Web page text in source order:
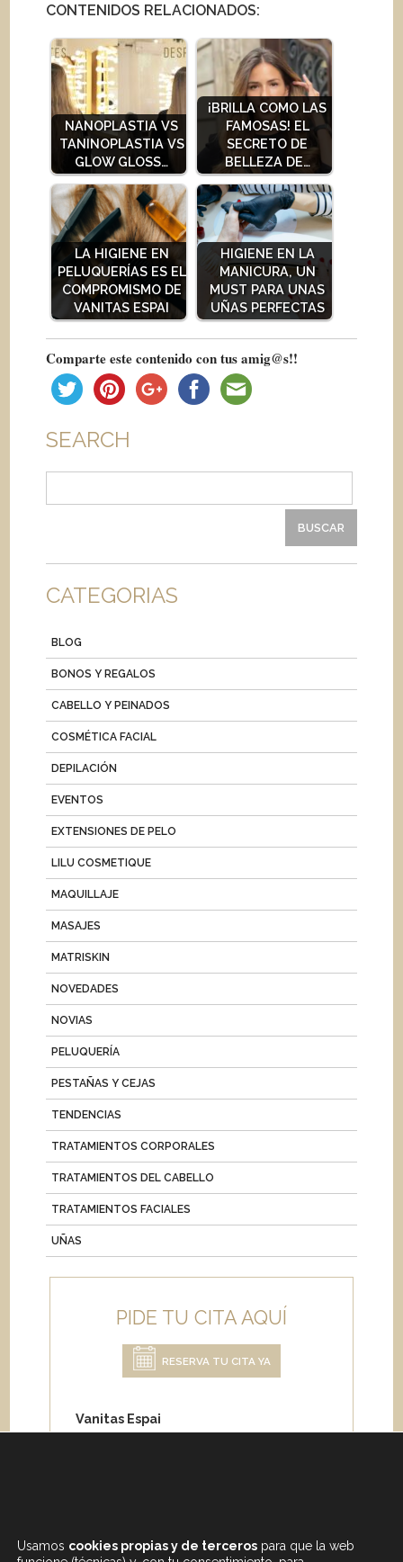
CONTENIDOS RELACIONADOS:
NANOPLASTIA VS
TANINOPLASTIA VS
GLOW GLOSS…
¡BRILLA COMO LAS
FAMOSAS! EL
SECRETO DE
BELLEZA DE…
LA HIGIENE EN
PELUQUERÍAS ES EL
COMPROMISMO DE
VANITAS ESPAI
HIGIENE EN LA
MANICURA, UN
MUST PARA UNAS
UÑAS PERFECTAS
Comparte este contenido con tus amig@s!!
SEARCH
CATEGORIAS
BLOG
BONOS Y REGALOS
CABELLO Y PEINADOS
COSMÉTICA FACIAL
DEPILACIÓN
EVENTOS
EXTENSIONES DE PELO
LILU COSMETIQUE
MAQUILLAJE
MASAJES
MATRISKIN
NOVEDADES
NOVIAS
PELUQUERÍA
PESTAÑAS Y CEJAS
TENDENCIAS
TRATAMIENTOS CORPORALES
TRATAMIENTOS DEL CABELLO
TRATAMIENTOS FACIALES
UÑAS
PIDE TU CITA AQUÍ
RESERVA TU CITA YA
Vanitas Espai
Carrer de Paris 204
Usamos cookies propias y de terceros para que la web